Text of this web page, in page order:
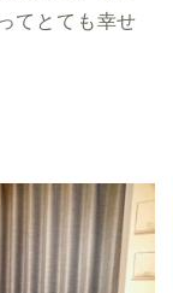
てとても幸せ